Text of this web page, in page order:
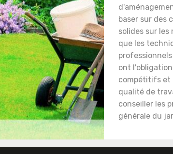
baser sur des
solides sur
que les
ont
compétitifs et
qualité de
conseiller les
générale du